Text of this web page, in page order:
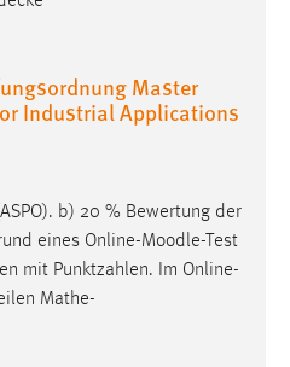
Master
Industrial Applications
b) 20 % Bewertung der
eines Online-Moodle-Test
mit Punktzahlen. Im Online-
Mathe-
können, werden von diesen
gesetzt.